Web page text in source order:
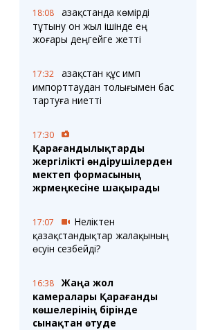
18:08
Қазақстанда көмірді
тұтыну он жыл ішінде ең
жоғары деңгейге жетті
17:32
Қазақстан құс имп
импорттаудан толығымен бас
тартуға ниетті
17:30
Қарағандылықтарды
жергілікті өндірушілерден
мектеп формасының
жәрмеңкесіне шақырады
17:07
Неліктен
қазақстандықтар жалақының
өсуін сезбейді?
16:38
Жаңа жол
камералары Қарағанды
көшелерінің бірінде
сынақтан өтуде